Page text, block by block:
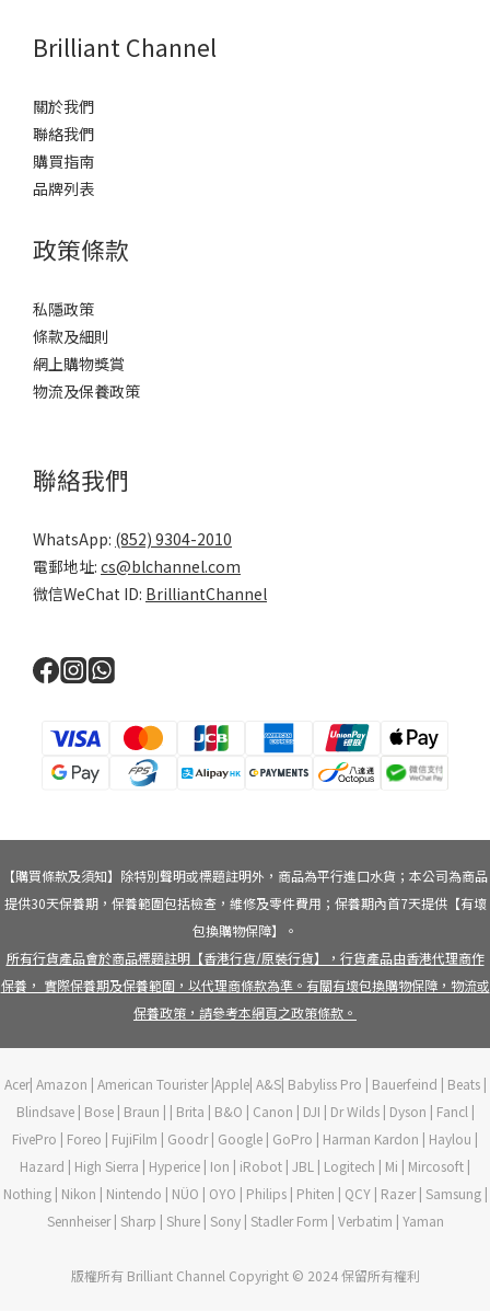
Brilliant Channel
關於我們
聯絡我們
購買指南
品牌列表
政策條款
私隱政策
條款及細則
網上購物獎賞
物流及保養政策
聯絡我們
WhatsApp: (852) 9304-2010
電郵地址: cs@blchannel.com
微信WeChat ID: BrilliantChannel
【購買條款及須知】除特別聲明或標題註明外，商品為平行進口水貨；本公司為商品
提供30天保養期，保養範圍包括檢查，維修及零件費用；保養期內首7天提供【有壞
包換購物保障】。
所有行貨產品會於商品標題註明【香港行貨/原裝行貨】，行貨產品由香港代理商作
保養， 實際保養期及保養範圍，以代理商條款為準。有關有壞包換購物保障，物流或
保養政策，請參考本網頁之政策條款。
Acer| Amazon | American Tourister |Apple| A&S| Babyliss Pro | Bauerfeind | Beats |
Blindsave | Bose | Braun | | Brita | B&O | Canon | DJI | Dr Wilds | Dyson | Fancl |
FivePro | Foreo | FujiFilm | Goodr | Google | GoPro | Harman Kardon | Haylou |
Hazard | High Sierra | Hyperice | Ion | iRobot | JBL | Logitech | Mi | Mircosoft |
Nothing | Nikon | Nintendo | NÜO | OYO | Philips | Phiten | QCY | Razer | Samsung |
Sennheiser | Sharp | Shure | Sony | Stadler Form | Verbatim | Yaman
版權所有 Brilliant Channel Copyright © 2024 保留所有權利